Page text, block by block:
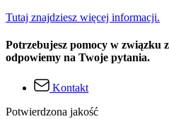
Tutaj znajdziesz więcej informacji.
Potrzebujesz pomocy w związku
odpowiemy na Twoje pytania.
Kontakt
Potwierdzona jakość